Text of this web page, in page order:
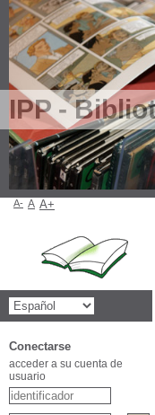
IPP -
A- A A+
Conectarse
acceder a su cuenta de
usuario